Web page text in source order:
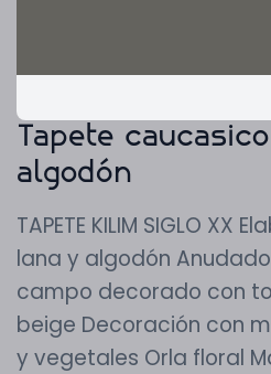
Tapete
algodón
TAPETE KILIM SIGLO XX
lana y algodón
campo decorado con
beige Decoración con
y vegetales Orla floral